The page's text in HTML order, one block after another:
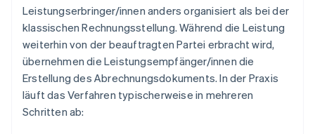
Leistungserbringer/innen anders organisiert als bei der
klassischen Rechnungsstellung. Während die Leistung
weiterhin von der beauftragten Partei erbracht wird,
übernehmen die Leistungsempfänger/innen die
Erstellung des Abrechnungsdokuments. In der Praxis
läuft das Verfahren typischerweise in mehreren
Schritten ab: